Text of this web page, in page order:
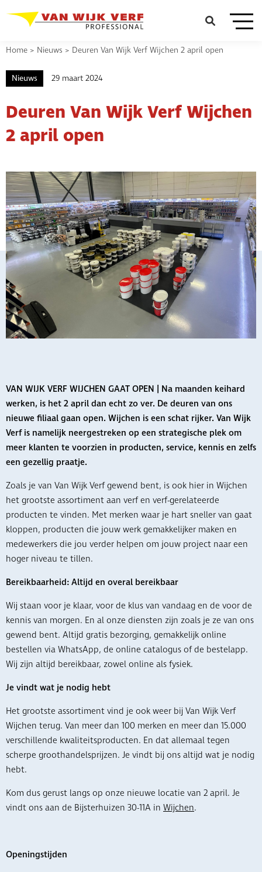
Home > Nieuws > Deuren Van Wijk Verf Wijchen 2 april open
Nieuws 29 maart 2024
Deuren Van Wijk Verf Wijchen
2 april open
VAN WIJK VERF WIJCHEN GAAT OPEN | Na maanden keihard
werken, is het 2 april dan echt zo ver. De deuren van ons
nieuwe filiaal gaan open. Wijchen is een schat rijker. Van Wijk
Verf is namelijk neergestreken op een strategische plek om
meer klanten te voorzien in producten, service, kennis en zelfs
een gezellig praatje.
Zoals je van Van Wijk Verf gewend bent, is ook hier in Wijchen
het grootste assortiment aan verf en verf-gerelateerde
producten te vinden. Met merken waar je hart sneller van gaat
kloppen, producten die jouw werk gemakkelijker maken en
medewerkers die jou verder helpen om jouw project naar een
hoger niveau te tillen.
Bereikbaarheid: Altijd en overal bereikbaar
Wij staan voor je klaar, voor de klus van vandaag en de voor de
kennis van morgen. En al onze diensten zijn zoals je ze van ons
gewend bent. Altijd gratis bezorging, gemakkelijk online
bestellen via WhatsApp, de online catalogus of de bestelapp.
Wij zijn altijd bereikbaar, zowel online als fysiek.
Je vindt wat je nodig hebt
Het grootste assortiment vind je ook weer bij Van Wijk Verf
Wijchen terug. Van meer dan 100 merken en meer dan 15.000
verschillende kwaliteitsproducten. En dat allemaal tegen
scherpe groothandelsprijzen. Je vindt bij ons altijd wat je nodig
hebt.
Kom dus gerust langs op onze nieuwe locatie van 2 april. Je
vindt ons aan de Bijsterhuizen 30-11A in Wijchen.
Openingstijden